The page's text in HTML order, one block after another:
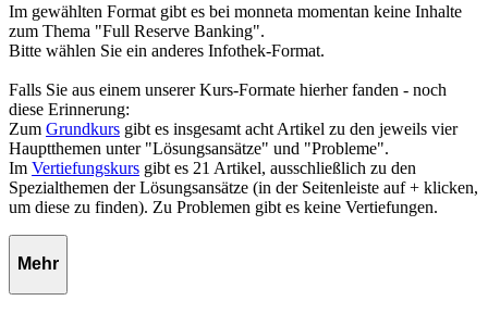
Im gewählten Format gibt es bei monneta momentan keine Inhalte
zum Thema "Full Reserve Banking".
Bitte wählen Sie ein anderes Infothek-Format.
Falls Sie aus einem unserer Kurs-Formate hierher fanden - noch
diese Erinnerung:
Zum Grundkurs gibt es insgesamt acht Artikel zu den jeweils vier
Hauptthemen unter "Lösungsansätze" und "Probleme".
Im Vertiefungskurs gibt es 21 Artikel, ausschließlich zu den
Spezialthemen der Lösungsansätze (in der Seitenleiste auf + klicken,
um diese zu finden). Zu Problemen gibt es keine Vertiefungen.
Mehr